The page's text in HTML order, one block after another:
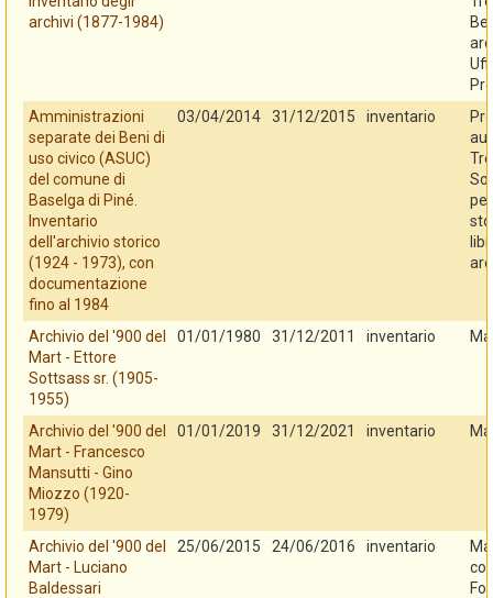
archivi (1877-1984)
Amministrazioni
separate dei Beni di
uso civico (ASUC)
del comune di
Baselga di Piné.
Inventario
dell'archivio storico
(1924 - 1973), con
documentazione
fino al 1984
03/04/2014 31/12/2015 inventario
Archivio del '900 del
Mart - Ettore
Sottsass sr. (1905-
1955)
01/01/1980 31/12/2011 inventario
Archivio del '900 del
Mart - Francesco
Mansutti - Gino
Miozzo (1920-
1979)
01/01/2019 31/12/2021 inventario
Archivio del '900 del
Mart - Luciano
Baldessari
25/06/2015 24/06/2016 inventario